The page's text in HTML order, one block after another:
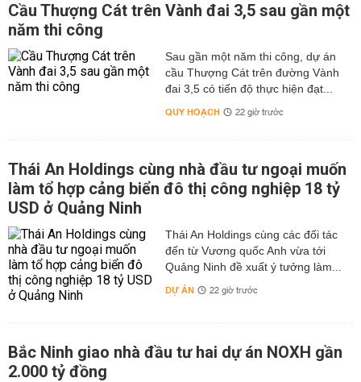
Cầu Thượng Cát trên Vành đai 3,5 sau gần một
năm thi công
Sau gần một năm thi công, dự án
cầu Thượng Cát trên đường Vành
đai 3,5 có tiến độ thực hiện đạt...
QUY HOẠCH 22 giờ trước
Thái An Holdings cùng nhà đầu tư ngoại muốn
làm tổ hợp cảng biển đô thị công nghiệp 18 tỷ
USD ở Quảng Ninh
Thái An Holdings cùng các đối tác
đến từ Vương quốc Anh vừa tới
Quảng Ninh đề xuất ý tưởng làm...
DỰ ÁN 22 giờ trước
Bắc Ninh giao nhà đầu tư hai dự án NOXH gần
2.000 tỷ đồng